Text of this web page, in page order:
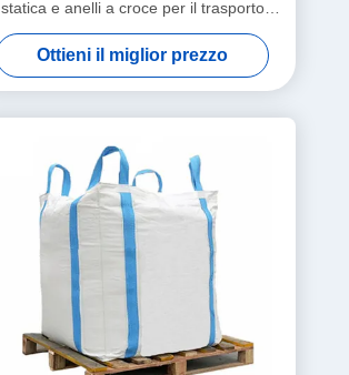
statica e anelli a croce per il trasporto
sicuro di materiali pericolosi
Ottieni il miglior prezzo